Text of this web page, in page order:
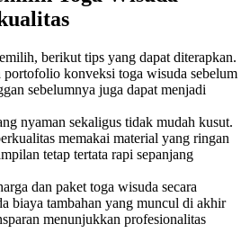
berikut tips yang dapat diterapkan.
portofolio konveksi toga wisuda sebelum
sebelumnya juga dapat menjadi
nyaman sekaligus tidak mudah kusut.
memakai material yang ringan
tetap tertata rapi sepanjang
dan paket toga wisuda secara
biaya tambahan yang muncul di akhir
menunjukkan profesionalitas